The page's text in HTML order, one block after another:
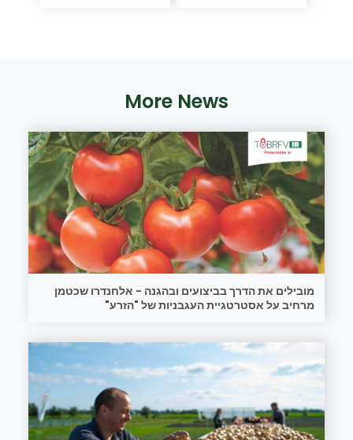
More News
מובילים את הדרך בביצועים ובהגנה - אלחנדרו שכטמן
מרחיב על אסטרטגיית העגבניות של "הזרע"